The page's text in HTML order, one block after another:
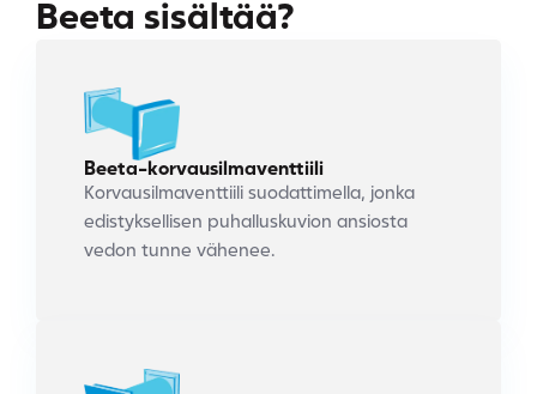
Beeta sisältää?
Beeta-korvausilmaventtiili
Korvausilmaventtiili suodattimella, jonka
edistyksellisen puhalluskuvion ansiosta
vedon tunne vähenee.